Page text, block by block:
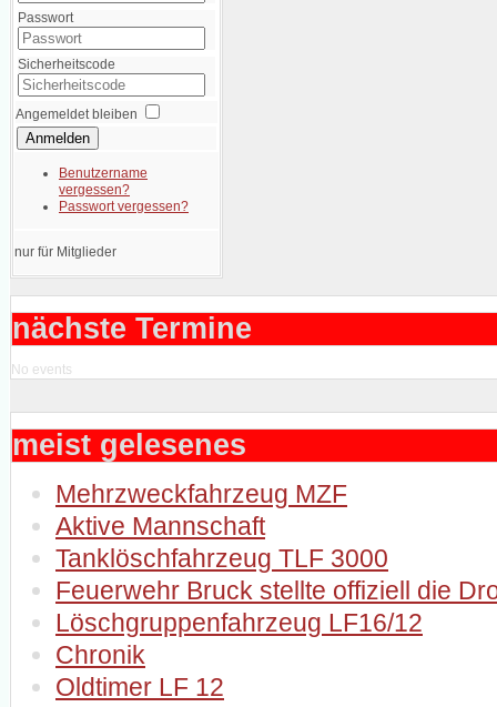
Passwort
Sicherheitscode
Angemeldet bleiben
Anmelden
Benutzername
vergessen?
Passwort vergessen?
nur für Mitglieder
nächste Termine
No events
meist gelesenes
Mehrzweckfahrzeug MZF
Aktive Mannschaft
Tanklöschfahrzeug TLF 3000
Feuerwehr Bruck stellte offiziell die
Löschgruppenfahrzeug LF16/12
Chronik
Oldtimer LF 12